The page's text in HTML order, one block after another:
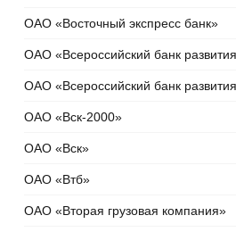
ОАО «Восточный экспресс банк»
ОАО «Всероссийский банк
ОАО «Всероссийский банк
ОАО «Вск-2000»
ОАО «Вск»
ОАО «Втб»
ОАО «Вторая грузовая компания»